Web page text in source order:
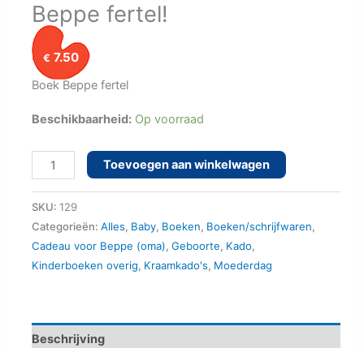
Beppe fertel!
€ 7.50
Boek Beppe fertel
Beschikbaarheid: Op voorraad
Beppe
fertel!
aantal
Toevoegen aan winkelwagen
SKU: 129
Categorieën: Alles, Baby, Boeken, Boeken/schrijfwaren,
Cadeau voor Beppe (oma), Geboorte, Kado,
Kinderboeken overig, Kraamkado's, Moederdag
Beschrijving